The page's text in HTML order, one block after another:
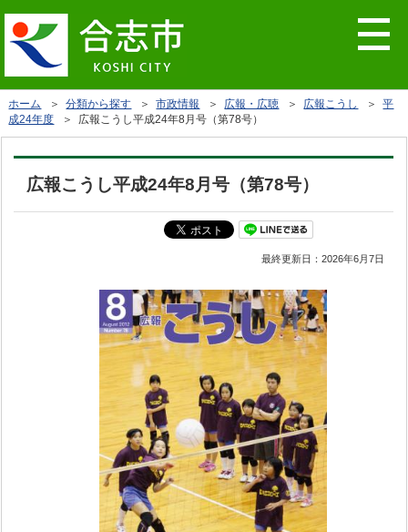
ホーム ＞分類から探す ＞市政情報 ＞ 広報・広聴 ＞ 広報こうし ＞平
成24年度 ＞ 広報こうし平成24年8月号（第78号）
広報こうし平成24年8月号（第78号）
最終更新日：2026年6月7日